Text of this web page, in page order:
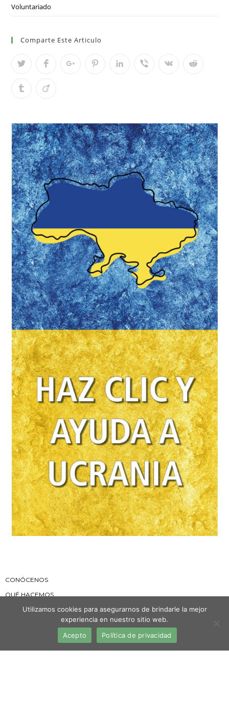
Voluntariado
Comparte Este Articulo
CONÓCENOS
QUÉ HACEMOS
DÓNDE ESTAMOS
Utilizamos cookies para asegurarnos de brindarle la mejor
experiencia en nuestro sitio web.
Acepto
Política de privacidad